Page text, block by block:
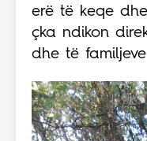
erë të keqe
çka ndikon
dhe të